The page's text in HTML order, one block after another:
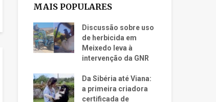
MAIS POPULARES
Discussão sobre uso
de herbicida em
Meixedo leva à
intervenção da GNR
Da Sibéria até Viana:
a primeira criadora
certificada de